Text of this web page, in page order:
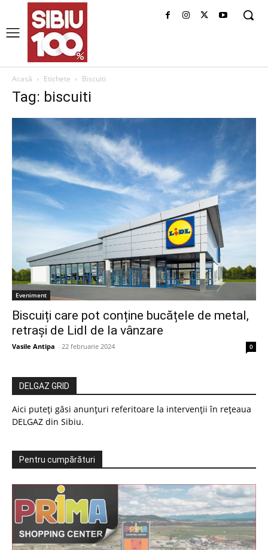
Acasă Etichete Biscuiti
Tag: biscuiti
Eveniment
Biscuiți care pot conține bucățele de metal,
retrași de Lidl de la vânzare
Vasile Antipa - 22 februarie 2024 0
DELGAZ GRID
Aici puteți găsi anunțuri referitoare la intervenții în rețeaua
DELGAZ din Sibiu.
Pentru cumpărături